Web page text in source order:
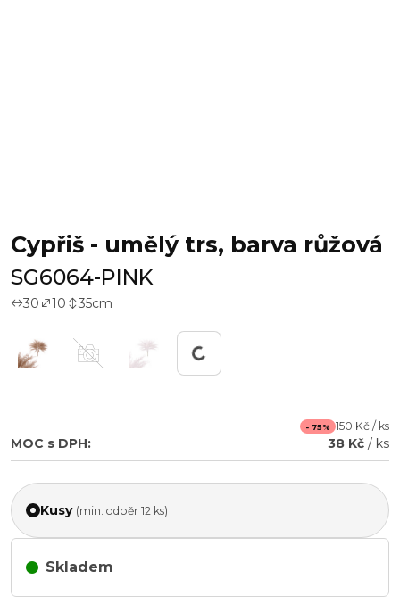
Cypřiš - umělý trs, barva růžová
SG6064-PINK
30 10 35cm
Pracuji...
- 75% 150 Kč / ks
MOC s DPH: 38 Kč / ks
Kusy (min. odběr 12 ks)
Skladem